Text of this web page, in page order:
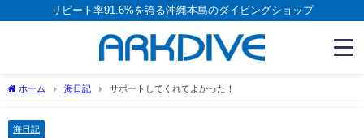
リピート率91.6%を誇る沖縄本島のダイビングショップ
ホーム 海日記 サポートしてくれてよかった！
海日記